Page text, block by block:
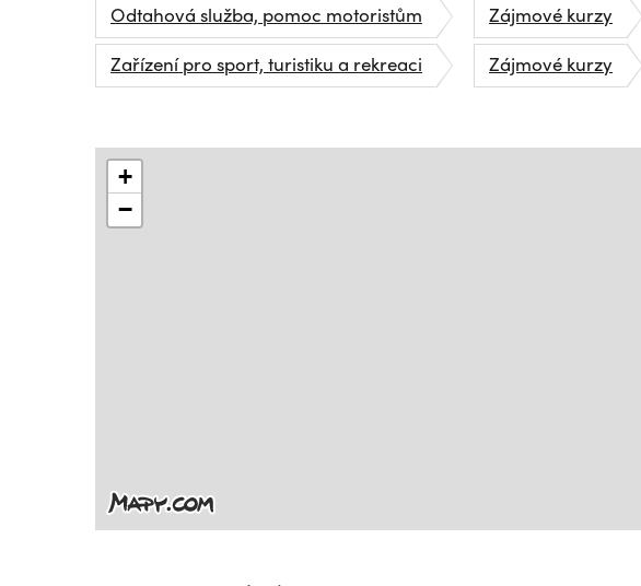
Odtahová služba, pomoc motoristům
Zájmové kurzy
Zařízení pro sport, turistiku a rekreaci
Zájmové kurzy
+
−